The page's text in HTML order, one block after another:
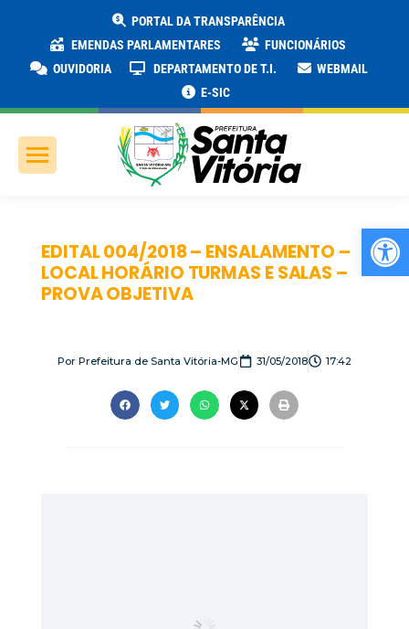
PORTAL DA TRANSPARÊNCIA
EMENDAS PARLAMENTARES
FUNCIONÁRIOS
OUVIDORIA
DEPARTAMENTO DE T.I.
WEBMAIL
E-SIC
EDITAL 004/2018 – ENSALAMENTO –
LOCAL HORÁRIO TURMAS E SALAS –
PROVA OBJETIVA
Por Prefeitura de Santa Vitória-MG 31/05/2018 17:42